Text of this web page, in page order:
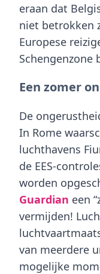
eraan dat
niet betrokken
Europese
Schengenzone
Een zomer
De
In Rome
luchthavens
de EES-
worden
Guardian een
vermijden!
van meerdere
mogelijke